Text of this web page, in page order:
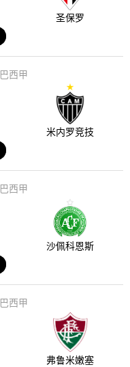
圣保罗
巴西甲
米内罗竞技
巴西甲
沙佩科恩斯
巴西甲
弗鲁米嫩塞